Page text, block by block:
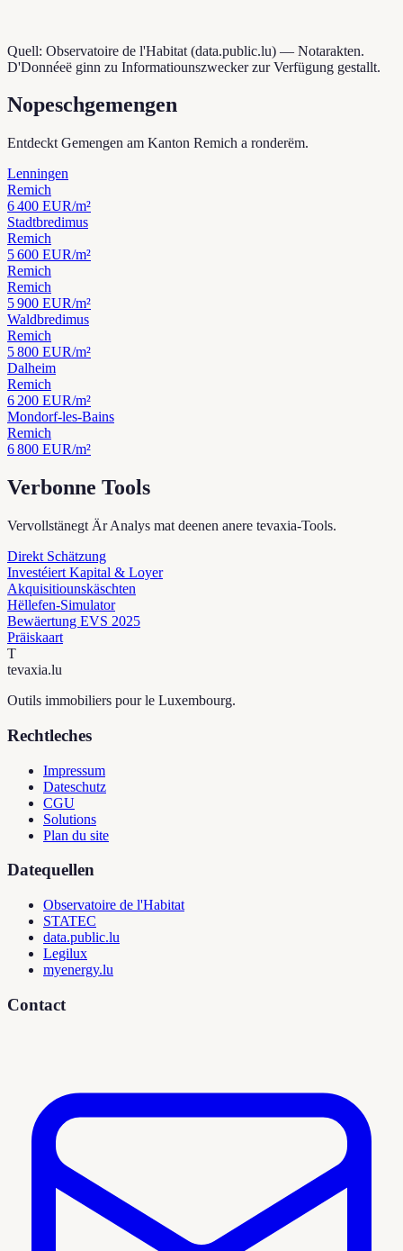
Quell: Observatoire de l'Habitat (data.public.lu) — Notarakten.
D'Donnéeë ginn zu Informatiounszwecker zur Verfügung gestallt.
Nopeschgemengen
Entdeckt Gemengen am Kanton Remich a ronderëm.
Lenningen
Remich
6 400 EUR/m²
Stadtbredimus
Remich
5 600 EUR/m²
Remich
Remich
5 900 EUR/m²
Waldbredimus
Remich
5 800 EUR/m²
Dalheim
Remich
6 200 EUR/m²
Mondorf-les-Bains
Remich
6 800 EUR/m²
Verbonne Tools
Vervollstänegt Är Analys mat deenen anere tevaxia-Tools.
Direkt Schätzung
Investéiert Kapital & Loyer
Akquisitiounskäschten
Hëllefen-Simulator
Bewäertung EVS 2025
Präiskaart
T
tevaxia.lu
Outils immobiliers pour le Luxembourg.
Rechtleches
Impressum
Dateschutz
CGU
Solutions
Plan du site
Datequellen
Observatoire de l'Habitat
STATEC
data.public.lu
Legilux
myenergy.lu
Contact